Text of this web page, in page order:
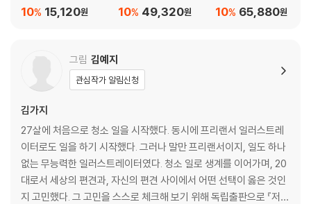
15,120원
10%
필독서 세트49,320원
10% 65,880원
10%
그림 김예지
관심작가 알림신청
김가지
27살에 처음으로 청소 일을 시작했다. 동시에 프리랜서 일러스트레
이터로도 일을 하기 시작했다. 그러나 말만 프리랜서이지, 일도 하나
없는 무능력한 일러스트레이터였다. 청소 일로 생계를 이어가며, 20
대로서 세상의 편견과, 자신의 편견 사이에서 어떤 선택이 옳은 것인
지 고민했다. 그 고민을 스스로 체크해 보기 위해 독립출판으로 『저